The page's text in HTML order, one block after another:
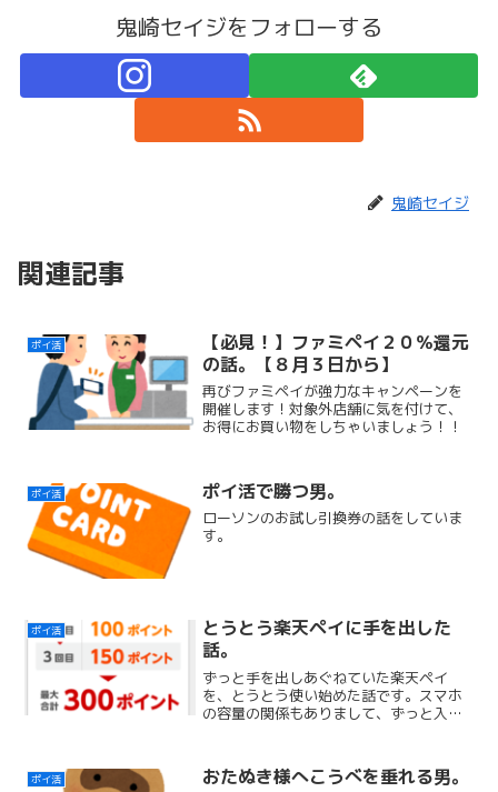
鬼崎セイジをフォローする
鬼崎セイジ
関連記事
ポイ活
【必見！】ファミペイ２０％還元
の話。【８月３日から】
再びファミペイが強力なキャンペーンを
開催します！対象外店舗に気を付けて、
お得にお買い物をしちゃいましょう！！
ポイ活 ポイ活で勝つ男。
ローソンのお試し引換券の話をしていま
す。
ポイ活
とうとう楽天ペイに手を出した
話。
ずっと手を出しあぐねていた楽天ペイ
を、とうとう使い始めた話です。スマホ
の容量の関係もありまして、ずっと入れ
ポイ活 おたぬき様へこうべを垂れる男。